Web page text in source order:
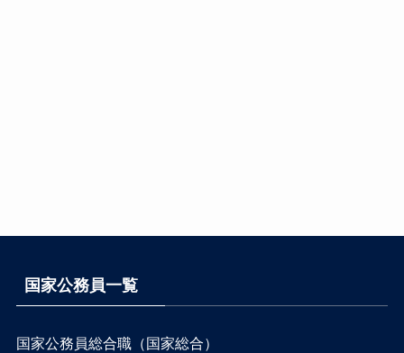
国家公務員一覧
国家公務員総合職（国家総合）